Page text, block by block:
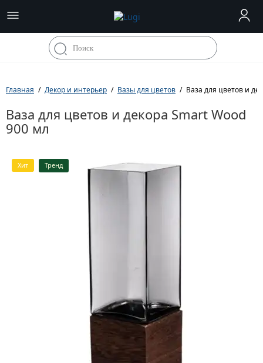
Главная Декор и интерьер Вазы для цветов Ваза для цветов и
Ваза для цветов и декора Smart Wood
900 мл
Хит Тренд